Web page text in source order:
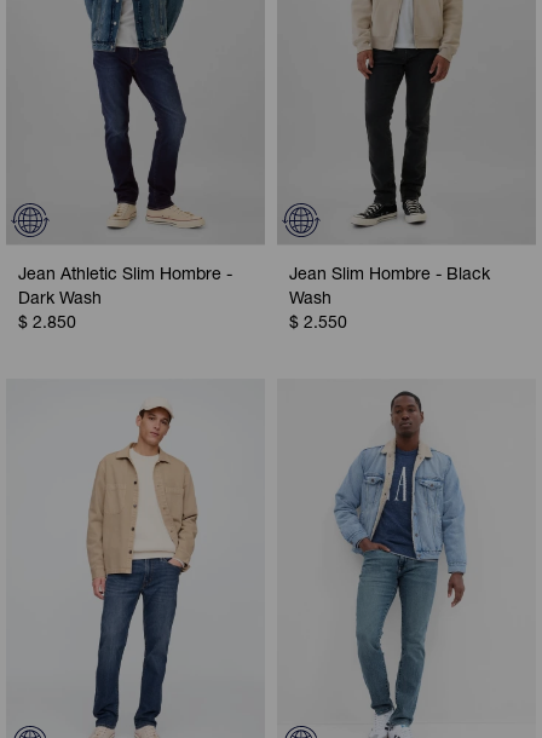
Jean Athletic Slim Hombre -
Dark Wash
$ 2.850
Jean Slim Hombre - Black
Wash
$ 2.550